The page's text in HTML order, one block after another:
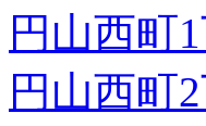
円山西町1
円山西町2